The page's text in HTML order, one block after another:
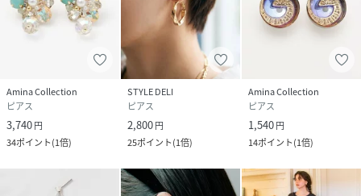
Amina Collection
ピアス
3,740円
34ポイント(1倍)
STYLE DELI
ピアス
2,800円
25ポイント(1倍)
Amina Collection
ピアス
1,540円
14ポイント(1倍)